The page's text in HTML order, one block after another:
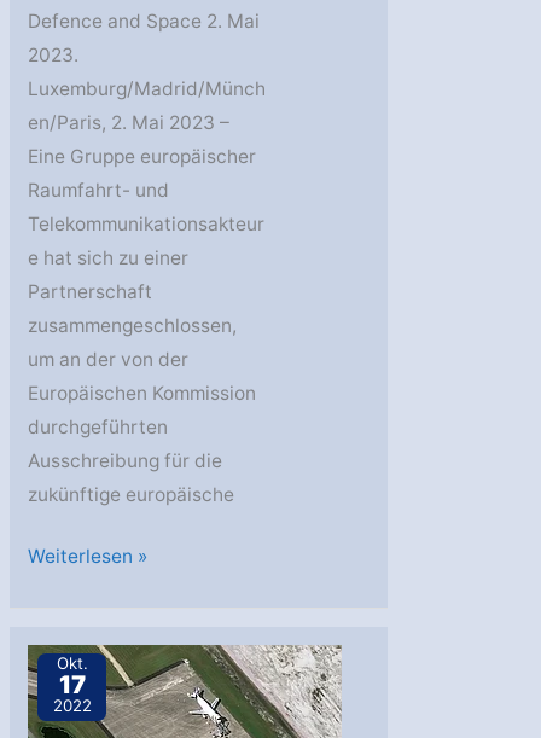
Defence and Space 2. Mai
2023.
Luxemburg/Madrid/Münch
en/Paris, 2. Mai 2023 –
Eine Gruppe europäischer
Raumfahrt- und
Telekommunikationsakteur
e hat sich zu einer
Partnerschaft
zusammengeschlossen,
um an der von der
Europäischen Kommission
durchgeführten
Ausschreibung für die
zukünftige europäische
Airbus:
Bewerbung
um
IRIS²-
Weiterlesen »
Okt.
17
2022